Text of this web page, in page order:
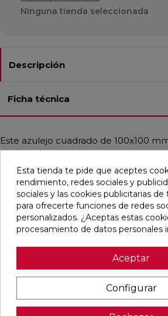
Ninguna tienda seleccionada
Descripción
Ficha técnica
Este azulejo cuadrado de 100x100
pavimentos exteriores gracias a su
textura antideslizante y su acabado
estilo contemporáneo y
del cemento en tonos gris perla y
una opción moderna y segura para
libre.
Pensamos que te
favorite favorite
Esta tienda te pide que aceptes
rendimiento, redes sociales y
sociales y las cookies publicitarias
para ofrecerte funciones de redes
personalizados. ¿Aceptas estas
procesamiento de datos personales
Aceptar
Configurar